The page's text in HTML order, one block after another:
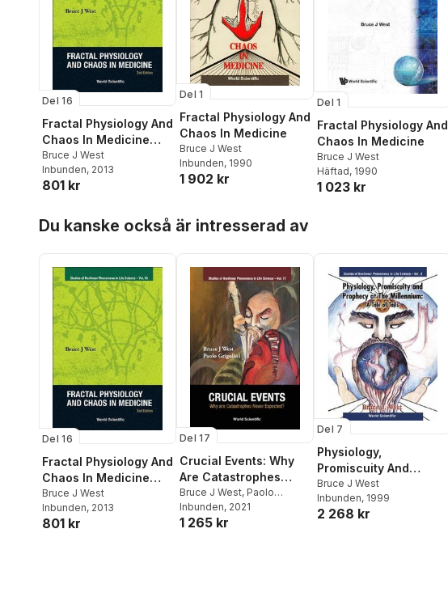
Del 16
Fractal Physiology And
Chaos In Medicine
(2nd Edition)
Bruce J West
Inbunden, 2013
801 kr
Del 1
Fractal Physiology And
Chaos In Medicine
Bruce J West
Inbunden, 1990
1 902 kr
Del 1
Fractal Physiology And
Chaos In Medicine
Bruce J West
Häftad, 1990
1 023 kr
Du kanske också är intresserad av
Del 16
Fractal Physiology And
Chaos In Medicine
(2nd Edition)
Bruce J West
Inbunden, 2013
801 kr
Del 17
Crucial Events: Why
Are Catastrophes
Never Expected?
Bruce J West, Paolo
Grigolini
Inbunden, 2021
1 265 kr
Del 7
Physiology,
Promiscuity And
Prophecy At The
Millennium: A Tale Of
Tails
Bruce J West
Inbunden, 1999
2 268 kr